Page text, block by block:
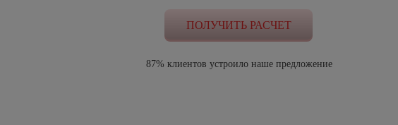
87% клиентов устроило наше предложение